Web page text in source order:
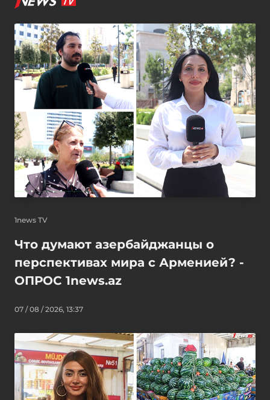
1news TV
Что думают азербайджанцы о
перспективах мира с Арменией? -
ОПРОС 1news.az
07 / 08 / 2026, 13:37